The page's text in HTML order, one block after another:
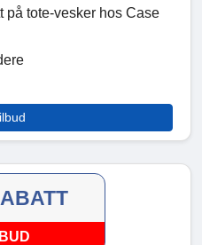
på tote-vesker hos Case